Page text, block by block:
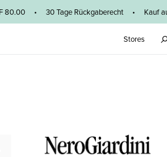
80.00 • 30 Tage Rückgaberecht • Kauf
Stores